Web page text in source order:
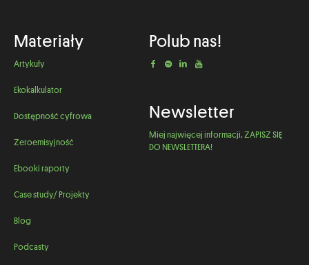
Materiały
Artykuły
Ekokalkulator
Dostępność cyfrowa
Zeroemisyjność
Ebooki raporty
Case study/ Projekty
Blog
Podcasty
Polub nas!
Newsletter
Miej najwięcej informacji, ZAPISZ SIĘ
DO NEWSLETTERA!